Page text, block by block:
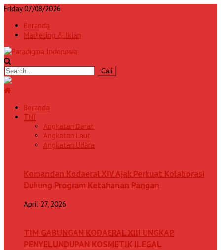
Friday 07/08/2026
Beranda
Marketing & Iklan
Beranda
TNI
Angkatan Darat
Angkatan Laut
Angkatan Udara
Komandan Kodaeral XIV Ajak Perkuat Kolaborasi
Dukung Program Ketahanan Pangan
April 27, 2026
TIM GABUNGAN KODAERAL XIII UNGKAP
PENYELUNDUPAN KOSMETIK ILEGAL